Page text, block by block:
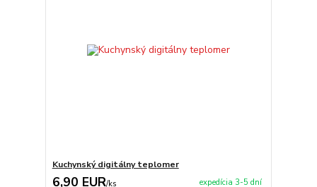
Kuchynský digitálny teplomer
6,90 EUR/ks expedícia 3-5 dní